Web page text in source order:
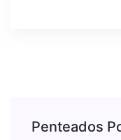
Penteados